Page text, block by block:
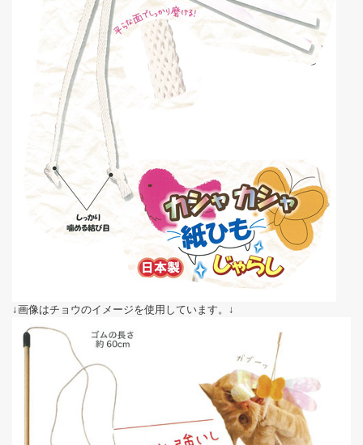
↓画像はチョウのイメージを使用しています。↓